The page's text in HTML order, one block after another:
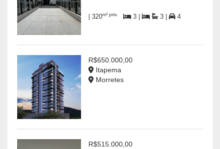
| 320m² priv. 3 | 3 | 4
R$650.000,00
Itapema
Morretes
R$515.000,00